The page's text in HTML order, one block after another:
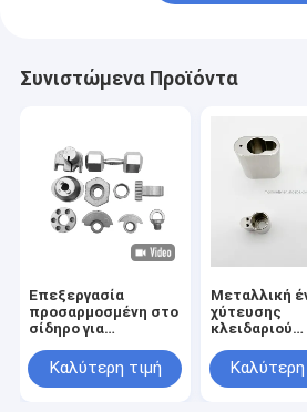
Συνιστώμενα Προϊόντα
Επεξεργασία
προσαρμοσμένη στο
σίδηρο για
μέρη από
ανοξείδωτο χάλυβα
Καλύτερη τιμή
Μεταλλική
χύτευσης
κλειδαριού
Κέντρο για
σχεδιασμό
Καλύτερη